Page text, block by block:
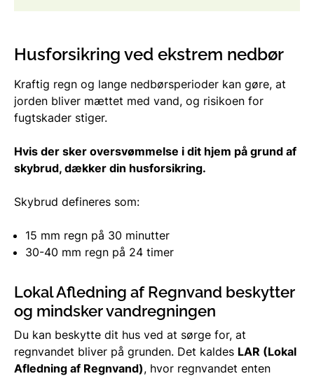
Husforsikring ved ekstrem nedbør
Kraftig regn og lange nedbørsperioder kan gøre, at
jorden bliver mættet med vand, og risikoen for
fugtskader stiger.
Hvis der sker oversvømmelse i dit hjem på grund af
skybrud, dækker din husforsikring.
Skybrud defineres som:
15 mm regn på 30 minutter
30-40 mm regn på 24 timer
Lokal Afledning af Regnvand beskytter
og mindsker vandregningen
Du kan beskytte dit hus ved at sørge for, at
regnvandet bliver på grunden. Det kaldes LAR (Lokal
Afledning af Regnvand), hvor regnvandet enten